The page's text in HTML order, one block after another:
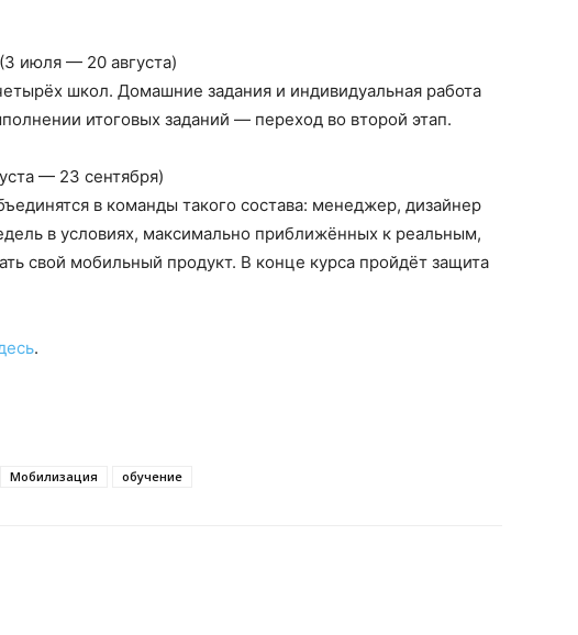
(3 июля — 20 августа)
школ. Домашние задания и индивидуальная работа
итоговых заданий — переход во второй этап.
— 23 сентября)
в команды такого состава: менеджер, дизайнер
в условиях, максимально приближённых к реальным,
свой мобильный продукт. В конце курса пройдёт защита
.
Мобилизация обучение